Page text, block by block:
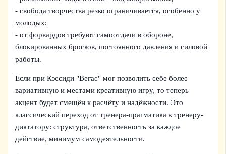
- свобода творчества резко ограничивается, особенно у
молодых;
- от форвардов требуют самоотдачи в обороне,
блокированных бросков, постоянного давления и силовой
работы.
Если при Кэссиди "Вегас" мог позволить себе более
вариативную и местами креативную игру, то теперь
акцент будет смещён к расчёту и надёжности. Это
классический переход от тренера-прагматика к тренеру-
диктатору: структура, ответственность за каждое
действие, минимум самодеятельности.